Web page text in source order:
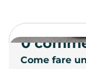
Come fare
0